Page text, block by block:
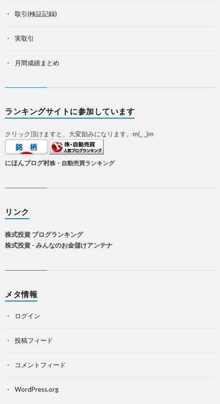
取引(検証記録)
実取引
月間成績まとめ
ランキングサイトに参加しています
クリック頂けますと、大変励みになります。m(_ _)m
にほんブログ村株・自動売買ランキング
リンク
株式投資 ブログランキング
株式投資 - みんなのお金儲けアンテナ
メタ情報
ログイン
投稿フィード
コメントフィード
WordPress.org